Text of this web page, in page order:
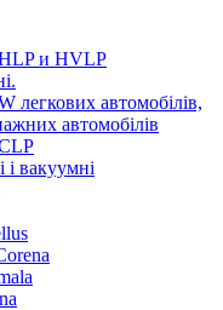
HLP и HVLP
легкових автомобілів,
автомобілів
вакуумні